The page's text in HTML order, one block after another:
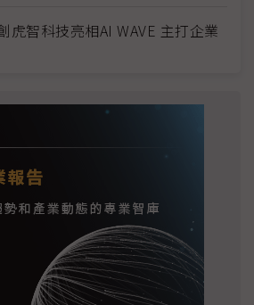
虎智科技亮相AI WAVE 主打企業